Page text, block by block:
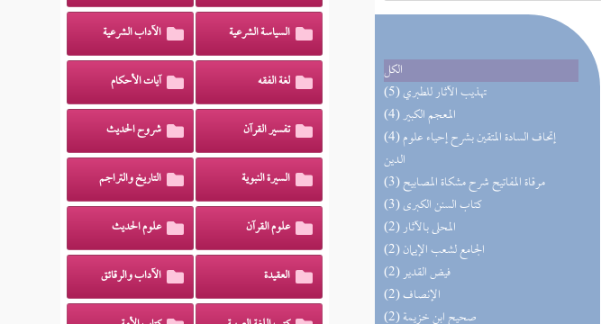
الكل
(5) تهذيب الآثار للطبري
(4) المعجم الكبير
(4) إتحاف السادة المتقين بشرح إحياء علوم
الدين
(3) مرقاة المفاتيح شرح مشكاة المصابيح
(3) كتاب السنن الكبرى
(2) المحلى بالآثار
(2) الجامع لشعب الإيمان
(2) فيض القدير
(2) الإنصاف
(2) صحيح ابن خزيمة
السياسة الشرعية الآداب الشرعية
لغة الفقه آيات الأحكام
تفسير القرآن شروح الحديث
السيرة النبوية التاريخ والتراجم
علوم القرآن علوم الحديث
العقيدة الآداب والرقائق